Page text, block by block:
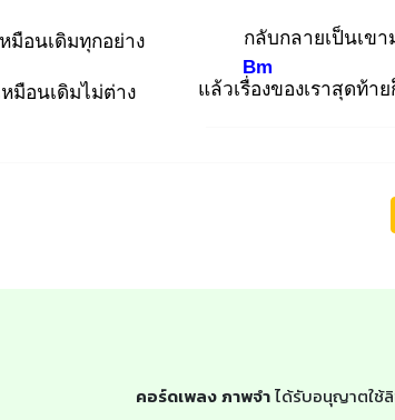
หมือนเดิมทุกอย่าง
หมือนเดิมไม่ต่าง
กลับกลายเป็นเข
แล้วเรื่อง
Bm
ของเราสุดท้า
คอร์ดเพลง ภาพจำ ได้รับอนุญาตใช้